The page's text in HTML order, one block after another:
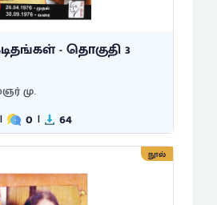
- தொகுதி 3
மு.
| 0 | 64
நூல்